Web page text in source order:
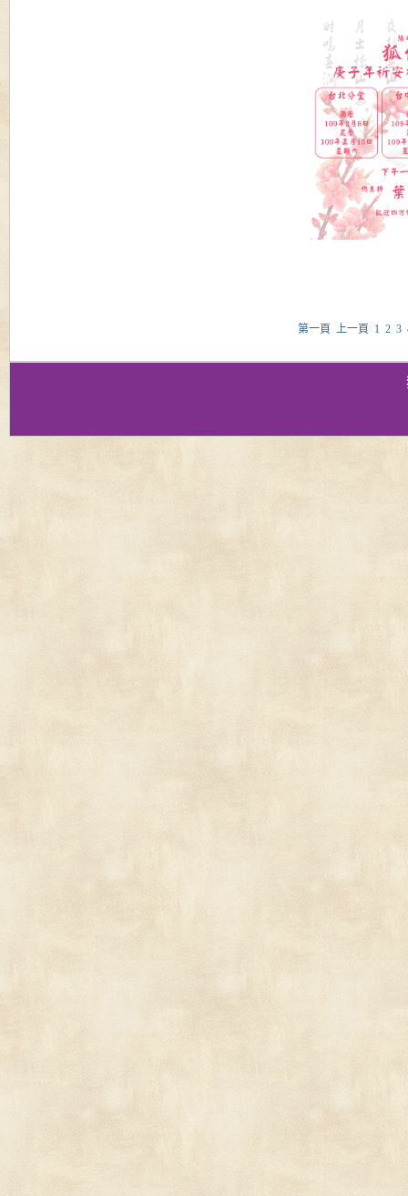
第一頁 上一頁 1 2 3